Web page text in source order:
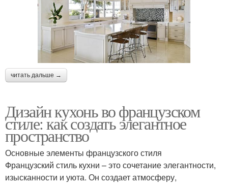
читать дальше →
Дизайн кухонь во французском
стиле: как создать элегантное
пространство
Основные элементы французского стиля
Французский стиль кухни – это сочетание элегантности,
изысканности и уюта. Он создает атмосферу,